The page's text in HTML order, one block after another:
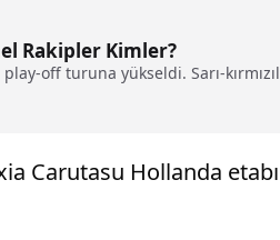
Rakipler Kimler?
off turuna yükseldi. Sarı-
Carutasu Hollanda